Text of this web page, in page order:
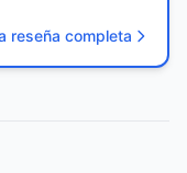
reseña completa